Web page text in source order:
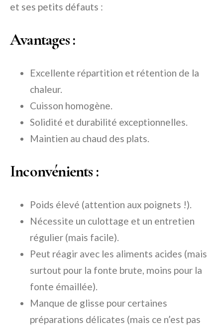
et ses petits défauts :
Avantages :
Excellente répartition et rétention de la
chaleur.
Cuisson homogène.
Solidité et durabilité exceptionnelles.
Maintien au chaud des plats.
Inconvénients :
Poids élevé (attention aux poignets !).
Nécessite un culottage et un entretien
régulier (mais facile).
Peut réagir avec les aliments acides (mais
surtout pour la fonte brute, moins pour la
fonte émaillée).
Manque de glisse pour certaines
préparations délicates (mais ce n’est pas